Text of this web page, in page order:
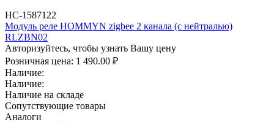
НС-1587122
Модуль реле HOMMYN zigbee 2 канала (с нейтралью)
RLZBN02
Авторизуйтесь, чтобы узнать Вашу цену
Розничная цена: 1 490.00 ₽
Наличие:
Наличие:
Наличие на складе
Сопутствующие товары
Аналоги